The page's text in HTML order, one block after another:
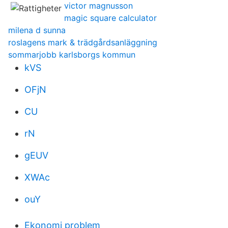
victor magnusson
magic square calculator
milena d sunna
roslagens mark & trädgårdsanläggning
sommarjobb karlsborgs kommun
kVS
OFjN
CU
rN
gEUV
XWAc
ouY
Ekonomi problem